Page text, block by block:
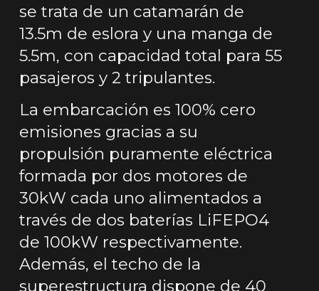
se trata de un catamarán de
13.5m de eslora y una manga de
5.5m, con capacidad total para 55
pasajeros y 2 tripulantes.
La embarcación es 100% cero
emisiones gracias a su
propulsión puramente eléctrica
formada por dos motores de
30kW cada uno alimentados a
través de dos baterías LiFEPO4
de 100kW respectivamente.
Además, el techo de la
superestructura dispone de 40